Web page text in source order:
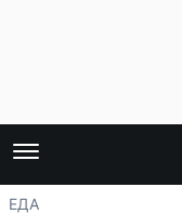
ЕДА